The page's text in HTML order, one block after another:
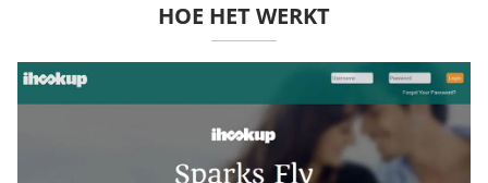
HOE HET WERKT